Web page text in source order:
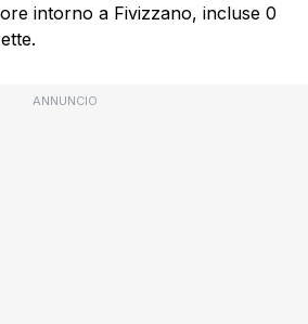
intorno a Fivizzano, incluse 0
ANNUNCIO